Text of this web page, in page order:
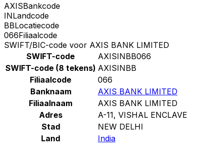
AXISBankcode
INLandcode
BBLocatiecode
066Filiaalcode
SWIFT/BIC-code voor AXIS BANK LIMITED
SWIFT-code
AXISINBB066
SWIFT-code (8 tekens) AXISINBB
Filiaalcode
066
Banknaam
AXIS BANK LIMITED
Filiaalnaam
AXIS BANK LIMITED
Adres
A-11, VISHAL ENCLAVE
Stad
NEW DELHI
Land
India